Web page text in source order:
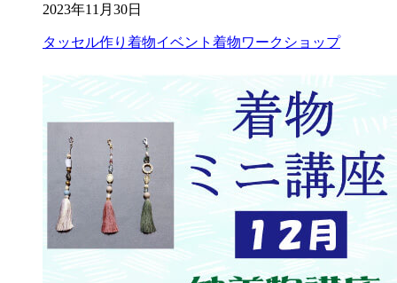
2023年11月30日
タッセル作り 着物イベント 着物ワークショップ